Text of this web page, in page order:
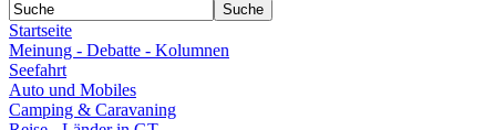
Startseite
Meinung - Debatte - Kolumnen
Seefahrt
Auto und Mobiles
Camping & Caravaning